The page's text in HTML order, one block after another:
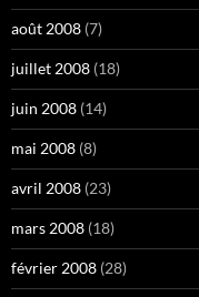
août 2008 (7)
juillet 2008 (18)
juin 2008 (14)
mai 2008 (8)
avril 2008 (23)
mars 2008 (18)
février 2008 (28)